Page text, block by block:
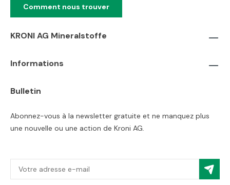
Comment nous trouver
KRONI AG Mineralstoffe
Informations
Bulletin
Abonnez-vous à la newsletter gratuite et ne manquez plus
une nouvelle ou une action de Kroni AG.